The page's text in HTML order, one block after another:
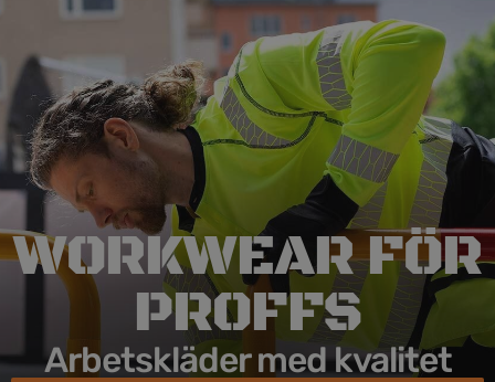
WORKWEAR FÖR
PROFFS
Arbetskläder med kvalitet